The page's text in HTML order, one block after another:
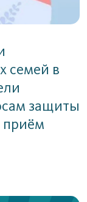
семей в
защиты
приём